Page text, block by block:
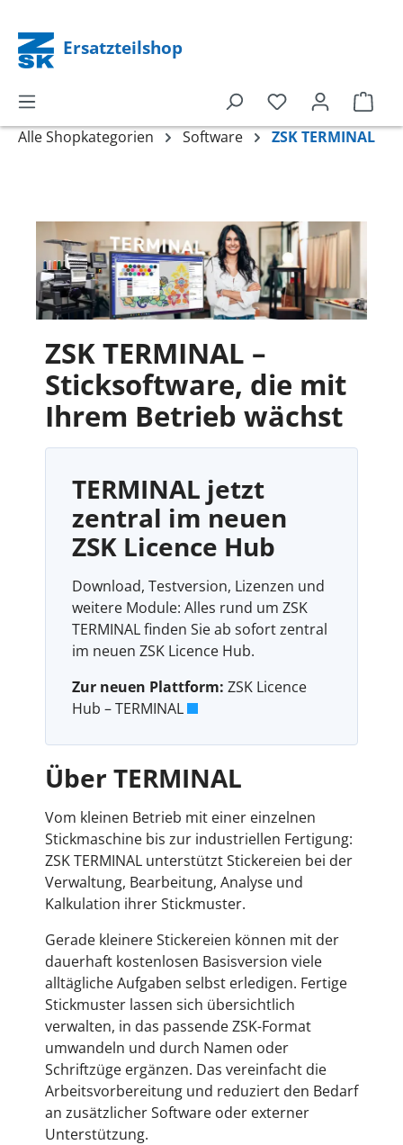
Ersatzteilshop
Alle Shopkategorien Software ZSK TERMINAL
ZSK TERMINAL –
Sticksoftware, die mit
Ihrem Betrieb wächst
TERMINAL jetzt
zentral im neuen
ZSK Licence Hub
Download, Testversion, Lizenzen und
weitere Module: Alles rund um ZSK
TERMINAL finden Sie ab sofort zentral
im neuen ZSK Licence Hub.
Zur neuen Plattform: ZSK Licence
Hub – TERMINAL
Über TERMINAL
Vom kleinen Betrieb mit einer einzelnen
Stickmaschine bis zur industriellen Fertigung:
ZSK TERMINAL unterstützt Stickereien bei der
Verwaltung, Bearbeitung, Analyse und
Kalkulation ihrer Stickmuster.
Gerade kleinere Stickereien können mit der
dauerhaft kostenlosen Basisversion viele
alltägliche Aufgaben selbst erledigen. Fertige
Stickmuster lassen sich übersichtlich
verwalten, in das passende ZSK-Format
umwandeln und durch Namen oder
Schriftzüge ergänzen. Das vereinfacht die
Arbeitsvorbereitung und reduziert den Bedarf
an zusätzlicher Software oder externer
Unterstützung.